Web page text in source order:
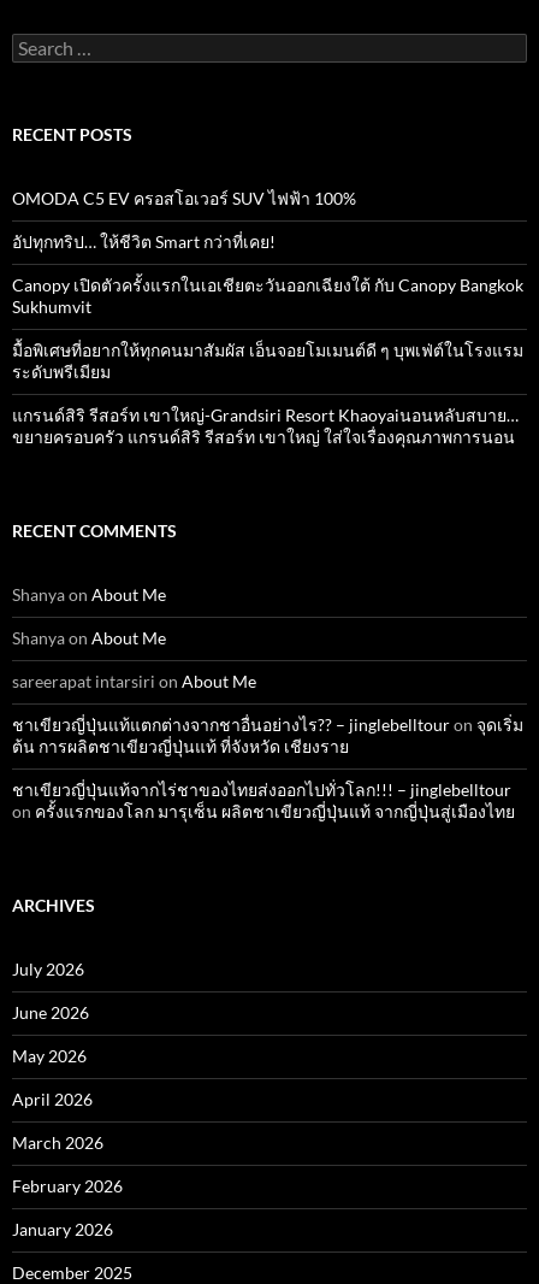
Search
for:
RECENT POSTS
OMODA C5 EV ครอสโอเวอร์ SUV ไฟฟ้า 100%
อัปทุกทริป… ให้ชีวิต Smart กว่าที่เคย!
Canopy เปิดตัวครั้งแรกในเอเชียตะวันออกเฉียงใต้ กับ Canopy Bangkok
Sukhumvit
มื้อพิเศษที่อยากให้ทุกคนมาสัมผัส เอ็นจอยโมเมนต์ดี ๆ บุพเฟ่ต์ในโรงแรม
ระดับพรีเมียม
แกรนด์สิริ​ รีสอร์ท​ เขาใหญ่​-Grandsiri​ Resort​ Khaoyaiนอนหลับสบาย…
ขยายครอบครัว แกรนด์สิริ รีสอร์ท เขาใหญ่ ใส่ใจเรื่องคุณภาพการนอน
RECENT COMMENTS
Shanyaon About Me
Shanyaon About Me
sareerapat intarsiri on About Me
ชาเขียวญี่ปุ่นแท้แตกต่างจากชาอื่นอย่างไร?? – jinglebelltouron จุดเริ่ม
ต้น การผลิตชาเขียวญี่ปุ่นแท้ ที่จังหวัด เชียงราย
ชาเขียวญี่ปุ่นแท้จากไร่ชาของไทยส่งออกไปทั่วโลก!!! – jinglebelltour
on ครั้งแรกของโลก มารุเซ็น ผลิตชาเขียวญี่ปุ่นแท้ จากญี่ปุ่นสู่เมืองไทย
ARCHIVES
July 2026
June 2026
May 2026
April 2026
March 2026
February 2026
January 2026
December 2025